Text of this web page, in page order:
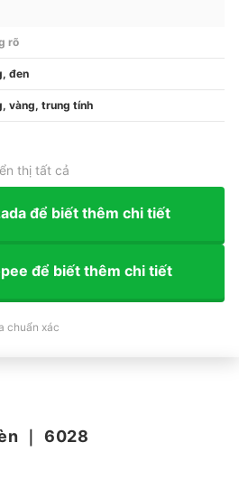
rõ
đen
vàng, trung tính
thị tất cả
để biết thêm chi tiết
để biết thêm chi tiết
chuẩn xác
｜ 6028